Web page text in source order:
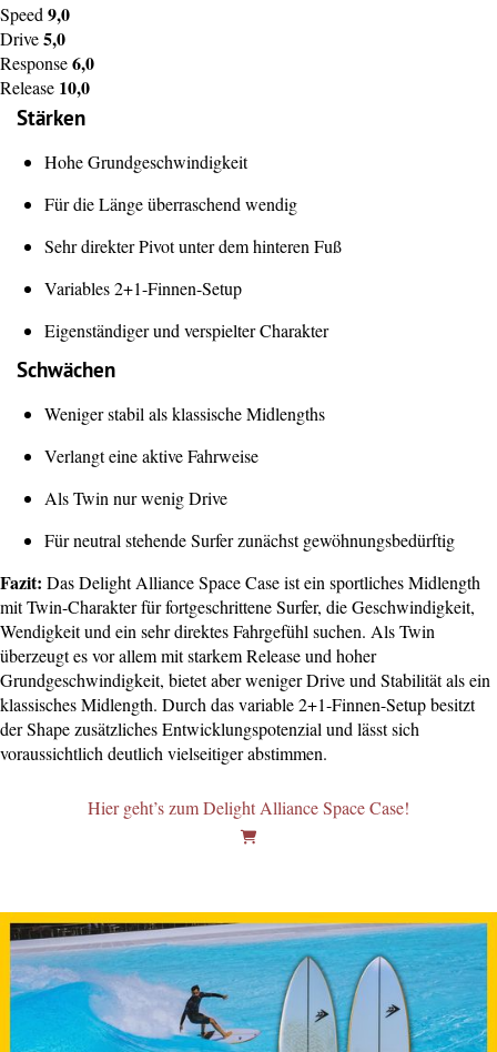
Speed9,0
Drive5,0
Response6,0
Release 10,0
Stärken
Hohe Grundgeschwindigkeit
Für die Länge überraschend wendig
Sehr direkter Pivot unter dem hinteren Fuß
Variables 2+1-Finnen-Setup
Eigenständiger und verspielter Charakter
Schwächen
Weniger stabil als klassische Midlengths
Verlangt eine aktive Fahrweise
Als Twin nur wenig Drive
Für neutral stehende Surfer zunächst gewöhnungsbedürftig
Fazit: Das Delight Alliance Space Case ist ein sportliches Midlength
mit Twin-Charakter für fortgeschrittene Surfer, die Geschwindigkeit,
Wendigkeit und ein sehr direktes Fahrgefühl suchen. Als Twin
überzeugt es vor allem mit starkem Release und hoher
Grundgeschwindigkeit, bietet aber weniger Drive und Stabilität als ein
klassisches Midlength. Durch das variable 2+1-Finnen-Setup besitzt
der Shape zusätzliches Entwicklungspotenzial und lässt sich
voraussichtlich deutlich vielseitiger abstimmen.
Hier geht’s zum Delight Alliance Space Case!